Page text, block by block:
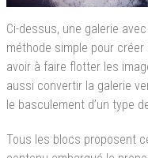
Ci-dessus, une galerie
méthode simple pour
avoir à faire flotter les
aussi convertir la galerie
le basculement d’un type
Tous les blocs proposent